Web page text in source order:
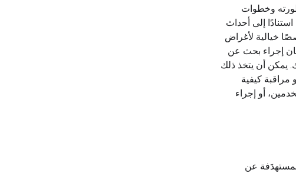
وخطوات
إلى أحداث
خيالية لأغراض
إجراء بحث عن
يمكن أن يتخذ ذلك
كيفية
أو إجراء
عن